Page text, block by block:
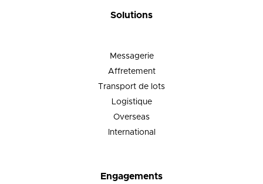
Solutions
Messagerie
Affretement
Transport de lots
Logistique
Overseas
International
Engagements